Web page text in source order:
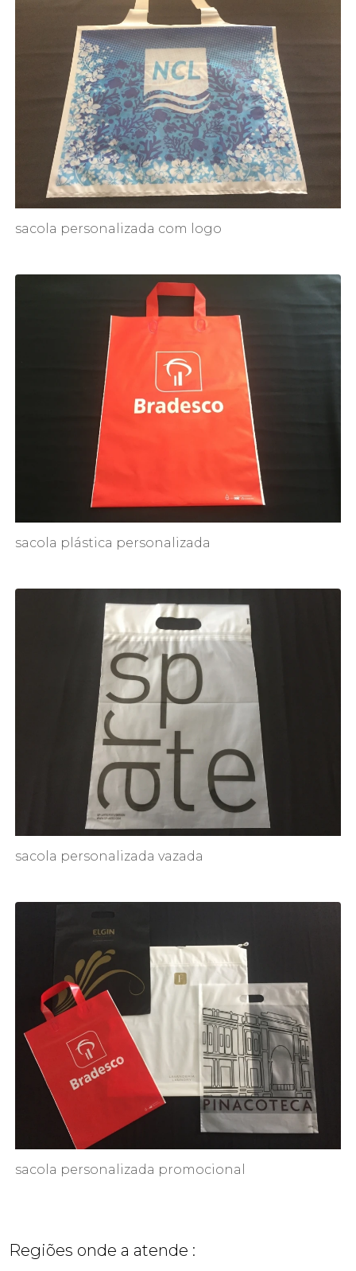
sacola personalizada com logo
sacola plástica personalizada
sacola personalizada vazada
sacola personalizada promocional
Regiões onde a atende :